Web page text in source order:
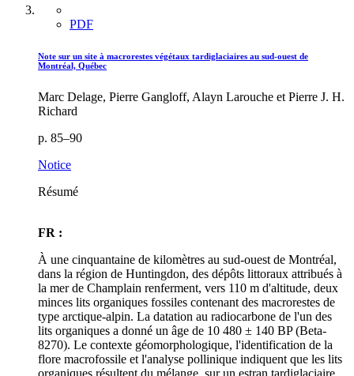
PDF
Note sur un site à macrorestes végétaux tardiglaciaires au sud-ouest de
Montréal, Québec
Marc Delage, Pierre Gangloff, Alayn Larouche et Pierre J. H.
Richard
p. 85–90
Notice
Résumé
FR :
À une cinquantaine de kilomètres au sud-ouest de Montréal,
dans la région de Huntingdon, des dépôts littoraux attribués à
la mer de Champlain renferment, vers 110 m d'altitude, deux
minces lits organiques fossiles contenant des macrorestes de
type arctique-alpin. La datation au radiocarbone de l'un des
lits organiques a donné un âge de 10 480 ± 140 BP (Beta-
8270). Le contexte géomorphologique, l'identification de la
flore macrofossile et l'analyse pollinique indiquent que les lits
organiques résultent du mélange, sur un estran tardiglaciaire,